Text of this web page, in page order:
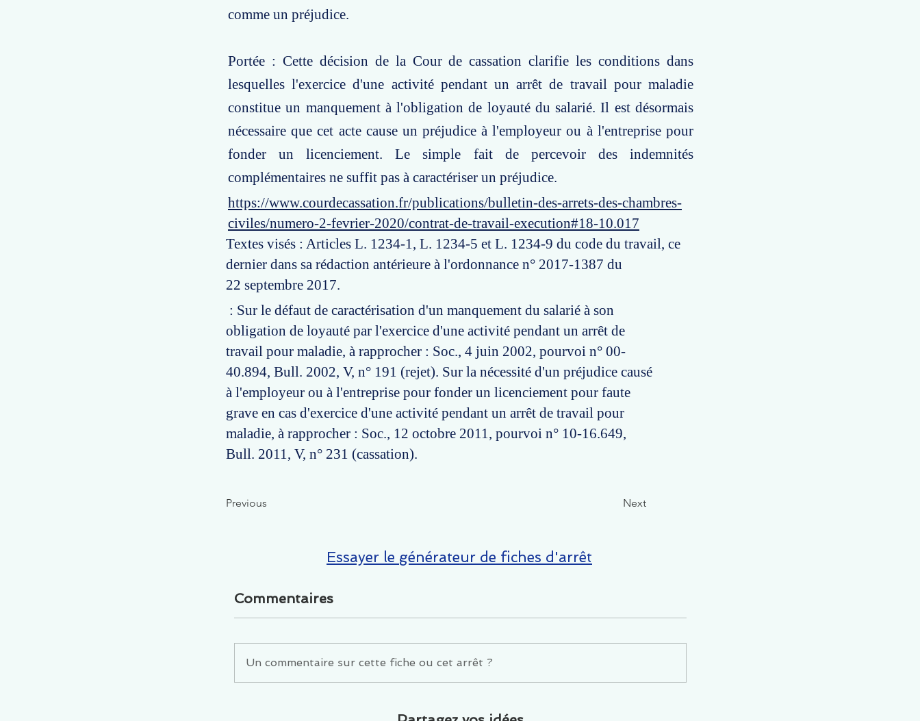
comme un préjudice.
Portée : Cette décision de la Cour de cassation clarifie les conditions dans
lesquelles l'exercice d'une activité pendant un arrêt de travail pour maladie
constitue un manquement à l'obligation de loyauté du salarié. Il est désormais
nécessaire que cet acte cause un préjudice à l'employeur ou à l'entreprise pour
fonder un licenciement. Le simple fait de percevoir des indemnités
complémentaires ne suffit pas à caractériser un préjudice.
https://www.courdecassation.fr/publications/bulletin-des-arrets-des-chambres-
civiles/numero-2-fevrier-2020/contrat-de-travail-execution#18-10.017
Textes visés : Articles L. 1234-1, L. 1234-5 et L. 1234-9 du code du travail, ce
dernier dans sa rédaction antérieure à l'ordonnance n° 2017-1387 du
22 septembre 2017.
: Sur le défaut de caractérisation d'un manquement du salarié à son
obligation de loyauté par l'exercice d'une activité pendant un arrêt de
travail pour maladie, à rapprocher : Soc., 4 juin 2002, pourvoi n° 00-
40.894, Bull. 2002, V, n° 191 (rejet). Sur la nécessité d'un préjudice causé
à l'employeur ou à l'entreprise pour fonder un licenciement pour faute
grave en cas d'exercice d'une activité pendant un arrêt de travail pour
maladie, à rapprocher : Soc., 12 octobre 2011, pourvoi n° 10-16.649,
Bull. 2011, V, n° 231 (cassation).
Previous Next
Essayer le générateur de fiches d'arrêt
Commentaires
Un commentaire sur cette fiche ou cet arrêt ?